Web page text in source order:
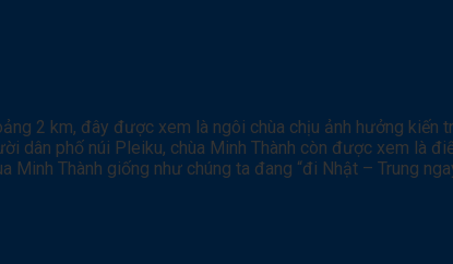
2 km, đây được xem là ngôi chùa chịu ảnh hưởng
dân phố núi Pleiku, chùa Minh Thành còn được xem là
Minh Thành giống như chúng ta đang “đi Nhật – Trung